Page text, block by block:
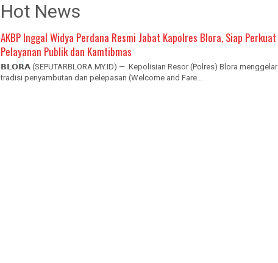
Hot News
AKBP Inggal Widya Perdana Resmi Jabat Kapolres Blora, Siap Perkuat
Pelayanan Publik dan Kamtibmas
𝗕𝗟𝗢𝗥𝗔 (SEPUTARBLORA.MY.ID) — Kepolisian Resor (Polres) Blora menggelar
tradisi penyambutan dan pelepasan (Welcome and Fare...